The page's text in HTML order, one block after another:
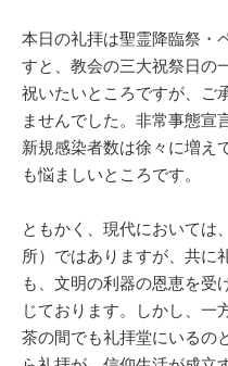
本日の礼拝は聖霊降臨祭・
すと、教会の三大祝祭日の
祝いたいところですが、ご
ませんでした。非常事態宣
新規感染者数は徐々に増え
も悩ましいところです。
ともかく、現代においては
所）ではありますが、共に
も、文明の利器の恩恵を受
じております。しかし、一
茶の間でも礼拝堂にいるの